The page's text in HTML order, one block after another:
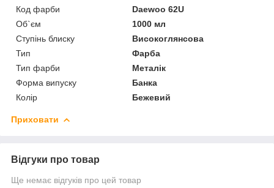
Код фарби
Daewoo 62U
Об`єм
1000 мл
Ступінь блиску
Високоглянсова
Тип
Фарба
Тип фарби
Металік
Форма випуску
Банка
Колір
Бежевий
Приховати
Відгуки про товар
Ще немає відгуків про цей товар